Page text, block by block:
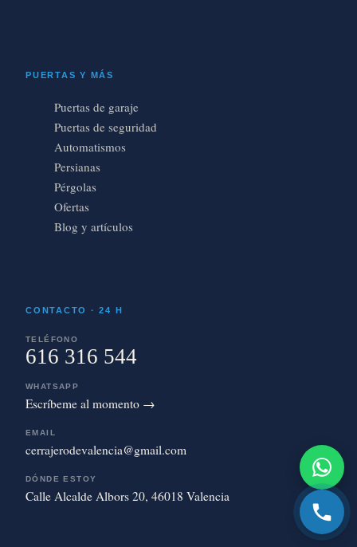
PUERTAS Y MÁS
Puertas de garaje
Puertas de seguridad
Automatismos
Persianas
Pérgolas
Ofertas
Blog y artículos
CONTACTO · 24 H
TELÉFONO
616 316 544
WHATSAPP
Escríbeme al momento →
EMAIL
cerrajerodevalencia@gmail.com
DÓNDE ESTOY
Calle Alcalde Albors 20, 46018 Valencia